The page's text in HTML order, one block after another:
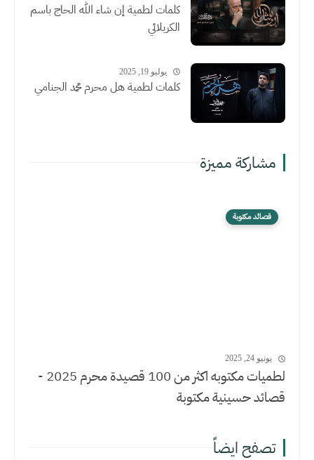
كلمات لطمية إن شاء الله الحاج باسم
الكربلائي
يوليو 19, 2025
كلمات لطمية هل محرم محمد الجنامي
مشاركة مميزة
قصائد مكتوبة
يونيو 24, 2025
لطميات مكتوبه اكثر من 100 قصيدة محرم 2025 -
قصائد حسينية مكتوبة
تصفح ايضاً